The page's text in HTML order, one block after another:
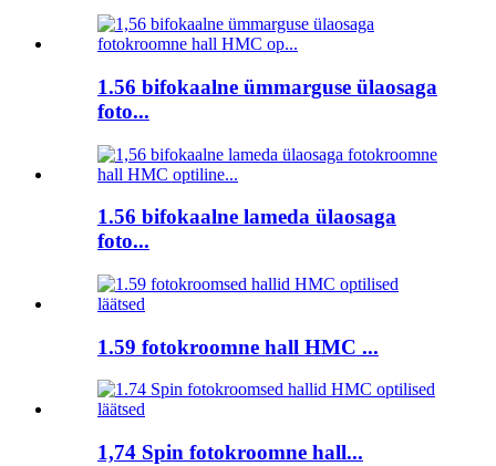
1.56 bifokaalne ümmarguse ülaosaga
foto...
1.56 bifokaalne lameda ülaosaga
foto...
1.59 fotokroomne hall HMC ...
1,74 Spin fotokroomne hall...